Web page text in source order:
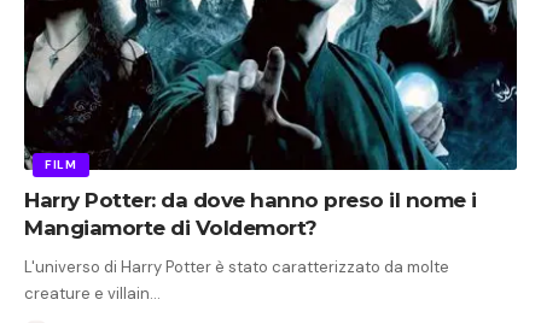
FILM
Harry Potter: da dove hanno preso il nome i
Mangiamorte di Voldemort?
L'universo di Harry Potter è stato caratterizzato da molte
creature e villain…